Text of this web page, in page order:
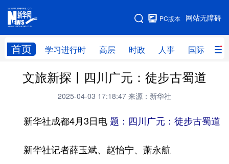
网站无障碍
PC版本
首页 学习进行时 高层 时政 人事 国际 财
网站地图
学习进行时 高层 时政 人事
财经 网评
台湾 思客智库 全球连线 教育
文旅新探丨四川广元：徒步古蜀道
2025-04-03 17:18:47 来源：新华社
新华社成都4月3日电 题：四川广元：徒步古蜀道
新华社记者薛玉斌、赵怡宁、萧永航